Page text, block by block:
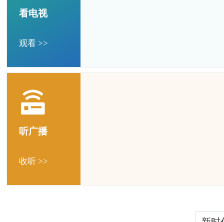
看电视
观看 >>
听广播
收听 >>